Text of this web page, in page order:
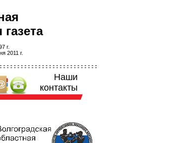
г.
2011 г.
Наши
контакты